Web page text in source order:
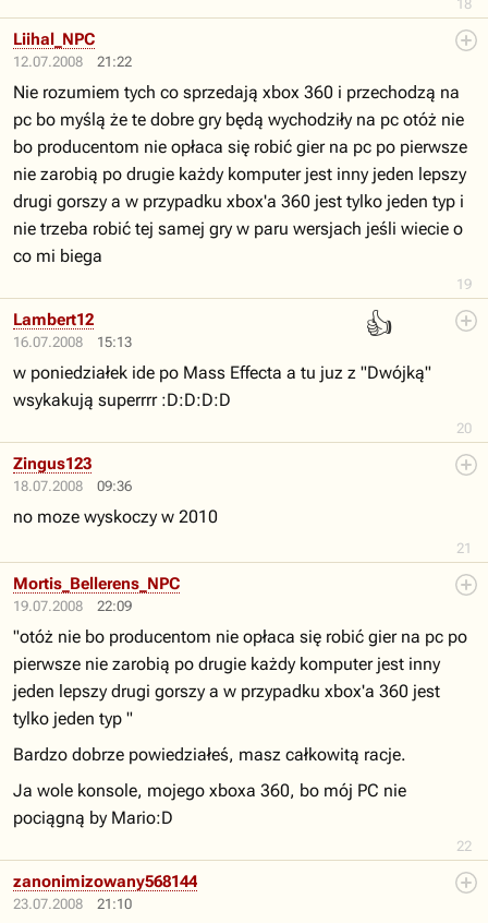
18
12.07.2008 21:22
19
Liihal_NPC
Nie rozumiem tych co sprzedają xbox 360 i przechodzą na
pc bo myślą że te dobre gry będą wychodziły na pc otóż nie
bo producentom nie opłaca się robić gier na pc po pierwsze
nie zarobią po drugie każdy komputer jest inny jeden lepszy
drugi gorszy a w przypadku xbox'a 360 jest tylko jeden typ i
nie trzeba robić tej samej gry w paru wersjach jeśli wiecie o
co mi biega
16.07.2008 15:13
👍
20
Lambert12
w poniedziałek ide po Mass Effecta a tu juz z "Dwójką"
wsykakują superrrr :D:D:D:D
18.07.2008 09:36
21
Zingus123
no moze wyskoczy w 2010
19.07.2008 22:09
22
Mortis_Bellerens_NPC
"otóż nie bo producentom nie opłaca się robić gier na pc po
pierwsze nie zarobią po drugie każdy komputer jest inny
jeden lepszy drugi gorszy a w przypadku xbox'a 360 jest
tylko jeden typ "
Bardzo dobrze powiedziałeś, masz całkowitą racje.
Ja wole konsole, mojego xboxa 360, bo mój PC nie
pociągną by Mario:D
23.07.2008 21:10
zanonimizowany568144